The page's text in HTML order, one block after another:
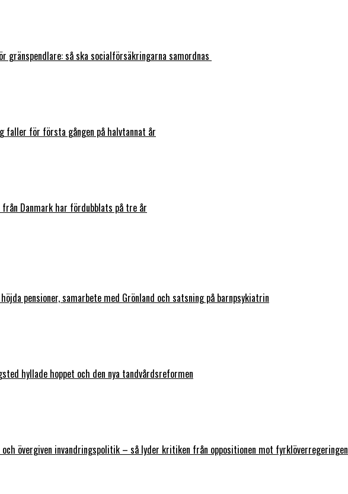
gränspendlare: så ska socialförsäkringarna samordnas
faller för första gången på halvtannat år
Danmark har fördubblats på tre år
pensioner, samarbete med Grönland och satsning på barnpsykiatrin
hyllade hoppet och den nya tandvårdsreformen
övergiven invandringspolitik – så lyder kritiken från oppositionen mot fyrklöverregeringen